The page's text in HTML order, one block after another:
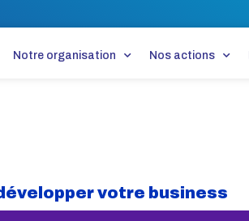
Notre organisation Nos actions
votre business